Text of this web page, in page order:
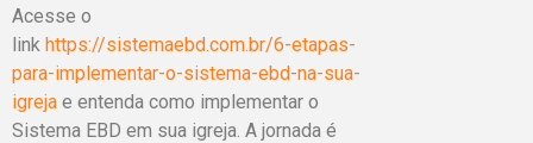
Acesse o
link https://sistemaebd.com.br/6-etapas-
para-implementar-o-sistema-ebd-na-sua-
igreja e entenda como implementar o
Sistema EBD em sua igreja. A jornada é